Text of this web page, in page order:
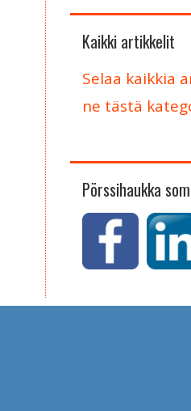
Kaikki artikkelit
Selaa kaikkia
ne tästä
Pörssihaukka